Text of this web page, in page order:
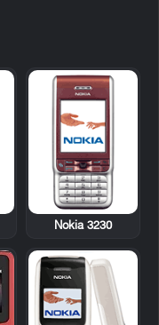
Nokia 3230